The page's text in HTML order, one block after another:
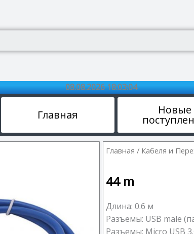
08.08.2026 18:03:04
Главная Новые
Главная / Кабеля и
44 m
Длина: 0.6 м
Разъемы: USB male
Разъемы: Micro USB